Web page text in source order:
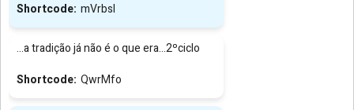
mVrbsl
...a tradição já não é o que era...2ºciclo
QwrMfo